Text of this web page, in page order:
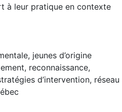
à leur pratique en contexte
jeunes d’origine
reconnaissance,
d’intervention, réseau